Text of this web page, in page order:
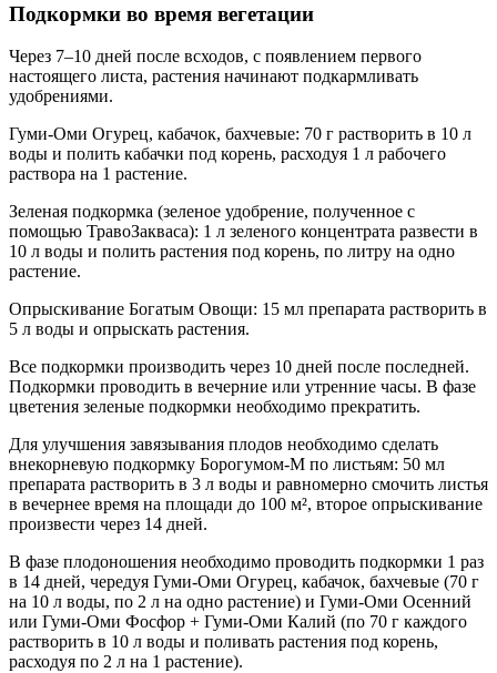
Подкормки во время вегетации
Через 7–10 дней после всходов, с появлением первого
настоящего листа, растения начинают подкармливать
удобрениями.
Гуми-Оми Огурец, кабачок, бахчевые: 70 г растворить в 10 л
воды и полить кабачки под корень, расходуя 1 л рабочего
раствора на 1 растение.
Зеленая подкормка (зеленое удобрение, полученное с
помощью ТравоЗакваса): 1 л зеленого концентрата развести в
10 л воды и полить растения под корень, по литру на одно
растение.
Опрыскивание Богатым Овощи: 15 мл препарата растворить в
5 л воды и опрыскать растения.
Все подкормки производить через 10 дней после последней.
Подкормки проводить в вечерние или утренние часы. В фазе
цветения зеленые подкормки необходимо прекратить.
Для улучшения завязывания плодов необходимо сделать
внекорневую подкормку Борогумом-М по листьям: 50 мл
препарата растворить в 3 л воды и равномерно смочить листья
в вечернее время на площади до 100 м², второе опрыскивание
произвести через 14 дней.
В фазе плодоношения необходимо проводить подкормки 1 раз
в 14 дней, чередуя Гуми-Оми Огурец, кабачок, бахчевые (70 г
на 10 л воды, по 2 л на одно растение) и Гуми-Оми Осенний
или Гуми-Оми Фосфор + Гуми-Оми Калий (по 70 г каждого
растворить в 10 л воды и поливать растения под корень,
расходуя по 2 л на 1 растение).